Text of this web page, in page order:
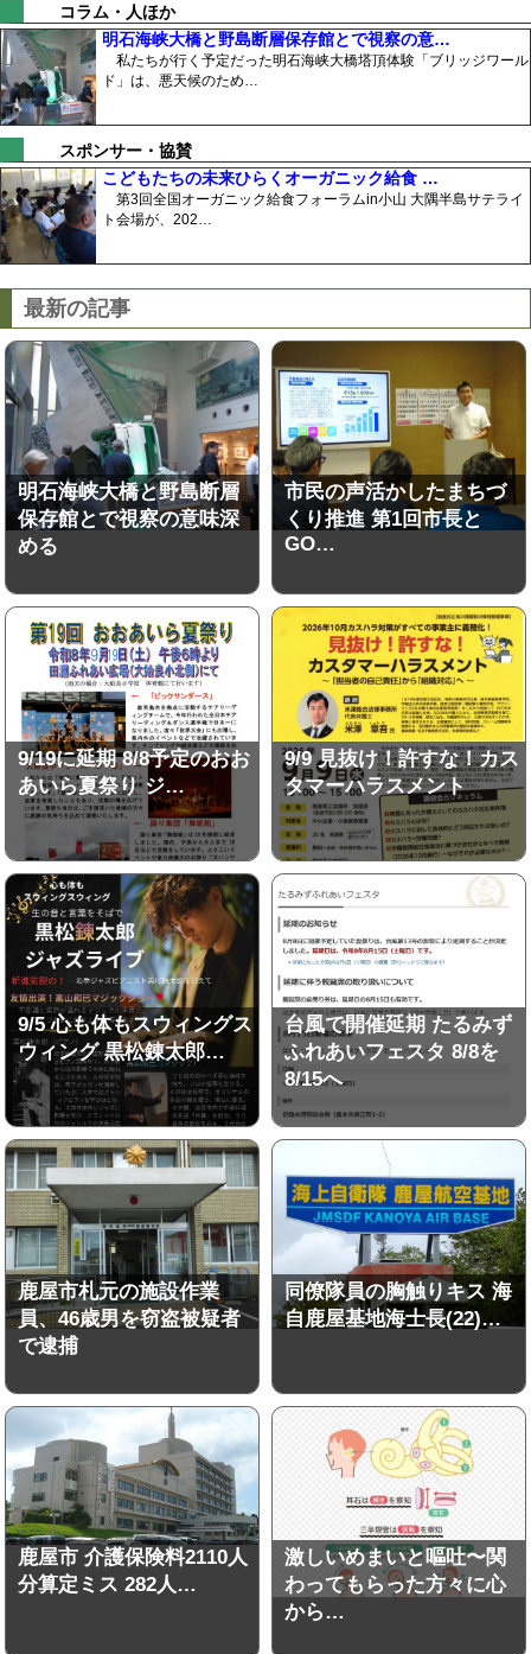
コラム・人ほか
明石海峡大橋と野島断層保存館とで視察の意…
私たちが行く予定だった明石海峡大橋塔頂体験「ブリッジワール
ド」は、悪天候のため…
スポンサー・協賛
こどもたちの未来ひらくオーガニック給食 …
第3回全国オーガニック給食フォーラムin小山 大隅半島サテライ
ト会場が、202…
最新の記事
明石海峡大橋と野島断層
保存館とで視察の意味深
める
市民の声活かしたまちづ
くり推進 第1回市長と
GO…
9/19に延期 8/8予定のおお
あいら夏祭り ジ…
9/9 見抜け！許すな！カス
タマーハラスメント
9/5 心も体もスウィングス
ウィング 黒松錬太郎…
台風で開催延期 たるみず
ふれあいフェスタ 8/8を
8/15へ
鹿屋市札元の施設作業
員、46歳男を窃盗被疑者
で逮捕
同僚隊員の胸触りキス 海
自鹿屋基地海士長(22)…
鹿屋市 介護保険料2110人
分算定ミス 282人…
激しいめまいと嘔吐〜関
わってもらった方々に心
から…